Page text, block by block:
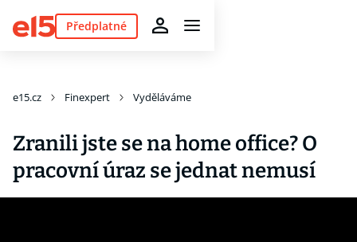
Předplatné
e15.cz Finexpert Vyděláváme
Zranili jste se na home office? O
pracovní úraz se jednat nemusí